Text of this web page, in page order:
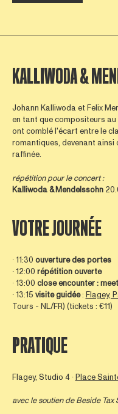
KALLIWODA &
Johann Kalliwoda et Felix
en tant que compositeurs au
ont comblé l'écart entre le
romantiques, devenant
raffinée.
répétition pour le concert :
Kalliwoda & Mendelssohn
VOTRE JOURNÉE
∙ 11:30 ouverture des portes
∙ 12:00 répétition ouverte
∙ 13:00 close encounter:
∙ 13:15 visite guidée: Flagey,
Tours - NL/FR) (tickets : €11)
PRATIQUE
Flagey, Studio 4 ∙Place
avec le soutien deBeside Tax